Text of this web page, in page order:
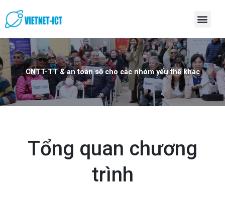
to
content
CNTT-TT & an toàn số cho các nhóm yếu thế khác
Tổng quan chương
trình